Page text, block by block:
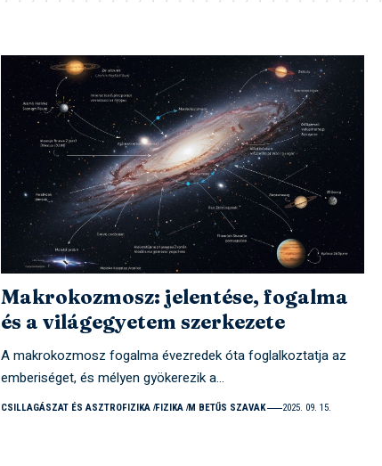
Makrokozmosz: jelentése, fogalma
és a világegyetem szerkezete
A makrokozmosz fogalma évezredek óta foglalkoztatja az
emberiséget, és mélyen gyökerezik a…
CSILLAGÁSZAT ÉS ASZTROFIZIKA FIZIKA M BETŰS SZAVAK 2025. 09. 15.